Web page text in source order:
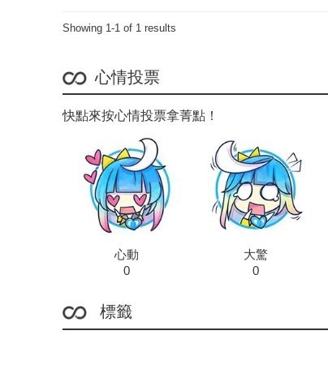
Showing 1-1 of 1 results
心情投票
快點來按心情投票拿菁點！
心動
0
大驚
0
標籤